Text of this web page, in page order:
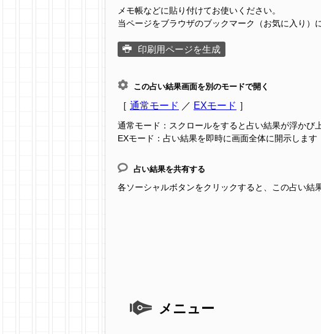
メモ帳などに貼り付けてお使いください。
当ページをブラウザのブックマーク（お気に入り）
印刷用ページを生成
この占い結果画面を別のモードで開く
［ 通常モード ／ EXモード ］
通常モード：スクロールをすると占い結果が浮かび
EXモード：占い結果を即時に画面全体に開示します
占い結果を共有する
各ソーシャルボタンをクリックすると、この占い結
メニュー